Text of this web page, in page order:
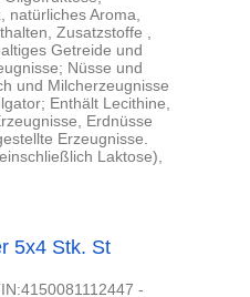
natürliches Aroma,
Zusatzstoffe ,
Getreide und
Nüsse und
und Milcherzeugnisse
Enthält Lecithine,
Erdnüsse
Erzeugnisse.
Laktose),
5x4 Stk. St
-